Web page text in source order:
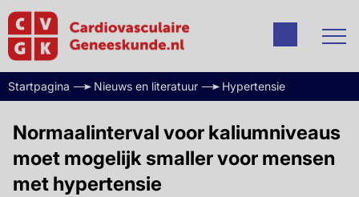
Startpagina Nieuws en literatuur Hypertensie
Normaalinterval voor kaliumniveaus
moet mogelijk smaller voor mensen
met hypertensie